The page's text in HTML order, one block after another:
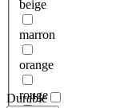
beige
marron
orange
rouge
Durable